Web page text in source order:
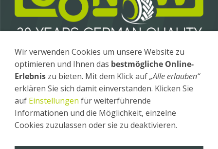
Conow Anhängerbau GmbH & Co. KG
Gewerbegebiet 4 / OT Fürstenhagen
17258 Feldberger Seenlandschaft
Tel.: +49 (0) 39831 - 26 20
Fax : +49 (0) 39831 - 26 240
Impressum
AGB
Wir verwenden Cookies um unsere Website zu
optimieren und Ihnen das bestmögliche Online-
Erlebnis zu bieten. Mit dem Klick auf„Alle erlauben“
erklären Sie sich damit einverstanden. Klicken Sie
auf Einstellungen für weiterführende
Informationen und die Möglichkeit, einzelne
Cookies zuzulassen oder sie zu deaktivieren.